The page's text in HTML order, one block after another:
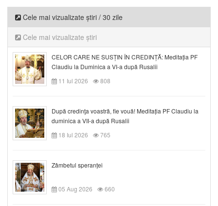
Cele mai vizualizate știri / 30 zile
Cele mai vizualizate știri
CELOR CARE NE SUSȚIN ÎN CREDINȚĂ: Meditația PF
Claudiu la Duminica a VI-a după Rusalii
11 Iul 2026
808
După credinţa voastră, fie vouă! Meditația PF Claudiu la
duminica a VII-a după Rusalii
18 Iul 2026
765
Zâmbetul speranței
05 Aug 2026 660